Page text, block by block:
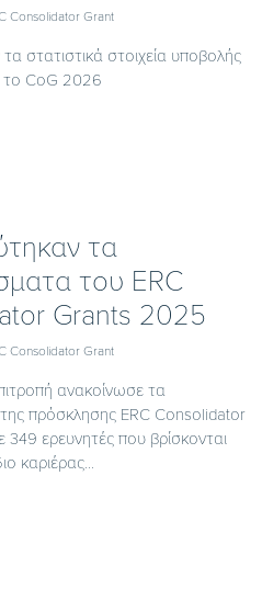
Consolidator Grant
στατιστικά στοιχεία υποβολής
το CoG 2026
τα
του ERC
Grants 2025
Consolidator Grant
ανακοίνωσε τα
πρόσκλησης ERC Consolidator
ερευνητές που βρίσκονται
καριέρας...